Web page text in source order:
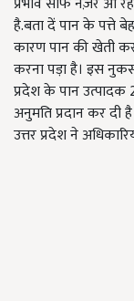
है.बता दें पान के पत्ते
कारण पान की खेती
करना पड़ा है। इस
प्रदेश के पान उत्पादक
अनुमति प्रदान कर दी
उत्तर प्रदेश ने